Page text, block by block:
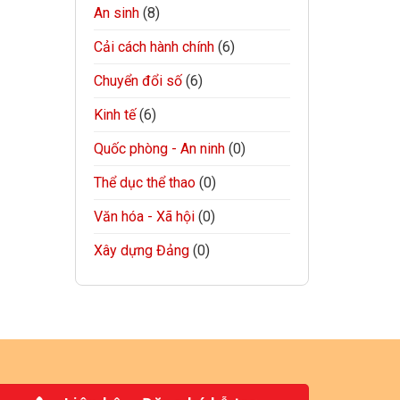
An sinh (8)
Cải cách hành chính (6)
Chuyển đổi số (6)
Kinh tế (6)
Quốc phòng - An ninh (0)
Thể dục thể thao (0)
Văn hóa - Xã hội (0)
Xây dựng Đảng (0)